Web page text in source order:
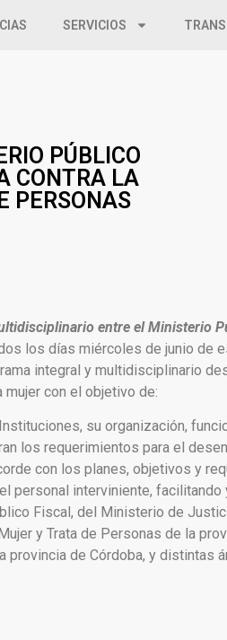
SERVICIOS
PÚBLICO
CONTRA LA
PERSONAS
entre el Ministerio
los días miércoles de junio de
integral y multidisciplinario
mujer con el objetivo de:
su organización,
los requerimientos para el
con los planes, objetivos y
personal interviniente,
Fiscal, del Ministerio de
y Trata de Personas de la
de Córdoba, y distintas